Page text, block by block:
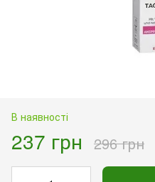
В наявності
237 грн 296 грн